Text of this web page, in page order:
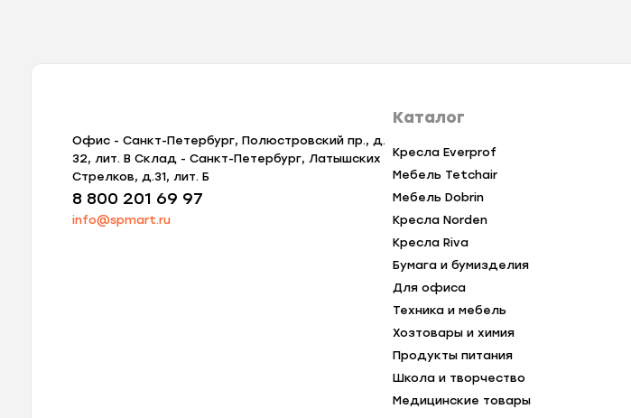
Офис - Санкт-Петербург, Полюстровский пр., д.
32, лит. В Склад - Санкт-Петербург, Латышских
Стрелков, д.31, лит. Б
8 800 201 69 97
info@spmart.ru
Каталог
Кресла Everprof
Мебель Tetchair
Мебель Dobrin
Кресла Norden
Кресла Riva
Бумага и бумизделия
Для офиса
Техника и мебель
Хозтовары и химия
Продукты питания
Школа и творчество
Медицинские товары